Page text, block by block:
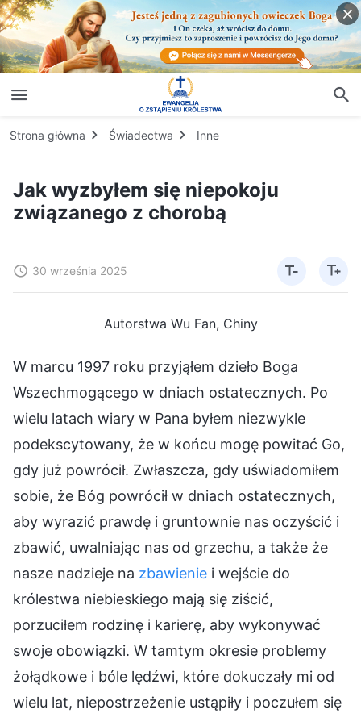
Strona główna Świadectwa Inne
Jak wyzbyłem się niepokoju
związanego z chorobą
30 września 2025
Autorstwa Wu Fan, Chiny
W marcu 1997 roku przyjąłem dzieło Boga
Wszechmogącego w dniach ostatecznych. Po
wielu latach wiary w Pana byłem niezwykle
podekscytowany, że w końcu mogę powitać Go,
gdy już powrócił. Zwłaszcza, gdy uświadomiłem
sobie, że Bóg powrócił w dniach ostatecznych,
aby wyrazić prawdę i gruntownie nas oczyścić i
zbawić, uwalniając nas od grzechu, a także że
nasze nadzieje na zbawienie i wejście do
królestwa niebieskiego mają się ziścić,
porzuciłem rodzinę i karierę, aby wykonywać
swoje obowiązki. W tamtym okresie problemy
żołądkowe i bóle lędźwi, które dokuczały mi od
wielu lat, niepostrzeżenie ustąpiły i poczułem się